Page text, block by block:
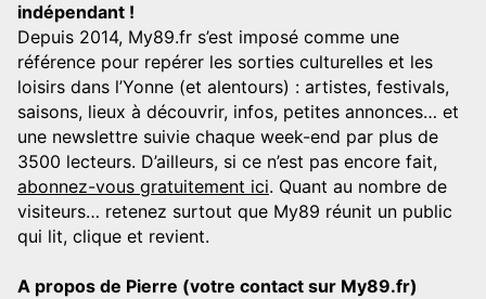
indépendant !
Depuis 2014, My89.fr s’est imposé comme une
référence pour repérer les sorties culturelles et les
loisirs dans l’Yonne (et alentours) : artistes, festivals,
saisons, lieux à découvrir, infos, petites annonces… et
une newslettre suivie chaque week-end par plus de
3500 lecteurs. D’ailleurs, si ce n’est pas encore fait,
abonnez-vous gratuitement ici. Quant au nombre de
visiteurs… retenez surtout que My89 réunit un public
qui lit, clique et revient.
A propos de Pierre (votre contact sur My89.fr)